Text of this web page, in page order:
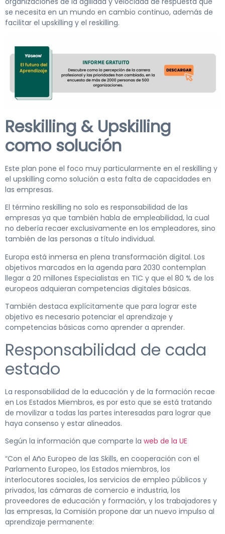
se necesita en un mundo en cambio continuo, además de
facilitar el upskilling y el reskilling.
Reskilling & Upskilling
como solución
Este plan pone el foco muy particularmente en el reskilling y
el upskilling como solución a esta falta de capacidades en
las empresas.
El término reskilling no solo es responsabilidad de las
empresas ya que también habla de empleabilidad, la cual
no debería recaer exclusivamente en los empleadores, sino
también de las personas a título individual.
Europa está inmersa en plena transformación digital. Los
objetivos marcados en la agenda para 2030 contemplan
llegar a 20 millones Especialistas en TIC y que el 80 % de los
europeos adquieran competencias digitales básicas.
También destaca explícitamente que para lograr este
objetivo es necesario potenciar el aprendizaje y
competencias básicas como aprender a aprender.
Responsabilidad de cada
estado
La responsabilidad de la educación y de la formación recae
en Los Estados Miembros, es por esto que se está tratando
de movilizar a todas las partes interesadas para lograr que
haya consenso y estar alineados.
Según la información que comparte la web de la UE
“Con el Año Europeo de las Skills, en cooperación con el
Parlamento Europeo, los Estados miembros, los
interlocutores sociales, los servicios de empleo públicos y
privados, las cámaras de comercio e industria, los
proveedores de educación y formación, y los trabajadores y
las empresas, la Comisión propone dar un nuevo impulso al
aprendizaje permanente: